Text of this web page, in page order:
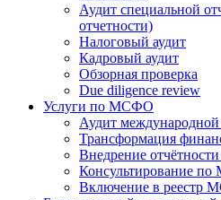
Аудит специальной
отчетности)
Налоговый аудит
Кадровый аудит
Обзорная проверка
Due diligence review
Услуги по МСФО
Аудит
Трансформация
Внедрение
Консультирование
Включение в реестр